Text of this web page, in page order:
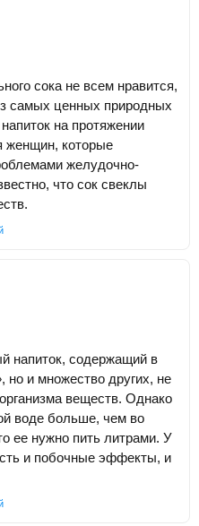
сока не всем нравится,
самых ценных природных
на протяжении
женщин, которые
желудочно-
что сок свеклы
напиток, содержащий в
но и множество других, не
веществ. Однако
воде больше, чем во
ее нужно пить литрами. У
и побочные эффекты, и